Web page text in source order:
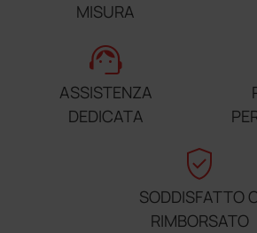
MISURA
support_agent
ASSISTENZA
DEDICATA
verified_user
SODDISFATTO
RIMBORSATO